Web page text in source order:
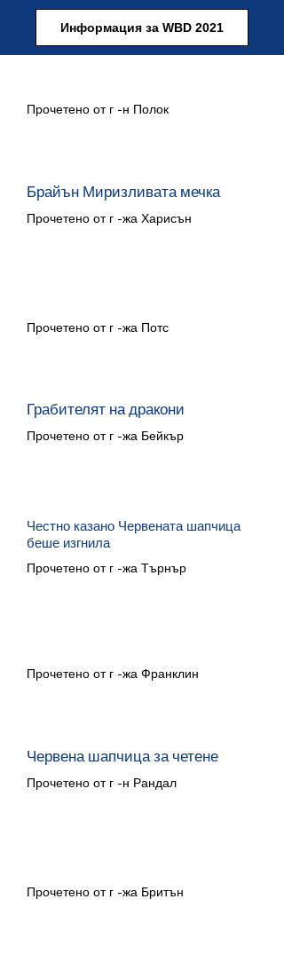
Информация за WBD 2021
Прочетено от г -н Полок
Брайън Миризливата мечка
Прочетено от г -жа Харисън
Прочетено от г -жа Потс
Грабителят на дракони
Прочетено от г -жа Бейкър
Честно казано Червената шапчица
беше изгнила
Прочетено от г -жа Търнър
Прочетено от г -жа Франклин
Червена шапчица за четене
Прочетено от г -н Рандал
Прочетено от г -жа Бритън